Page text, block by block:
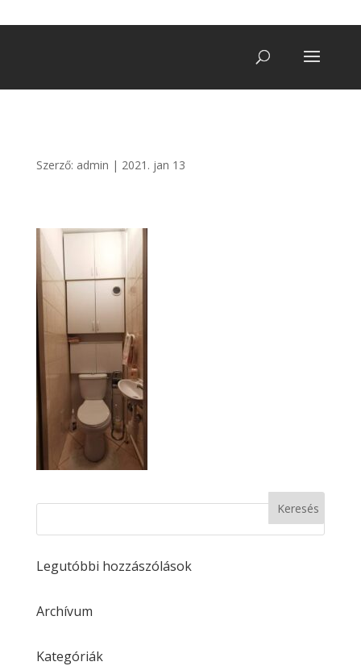
Szerző: admin | 2021. jan 13
Legutóbbi hozzászólások
Archívum
Kategóriák